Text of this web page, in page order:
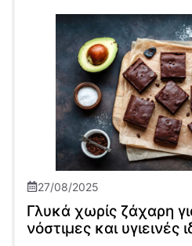
27/08/2025
Γλυκά χωρίς ζάχαρη
νόστιμες και υγιεινές